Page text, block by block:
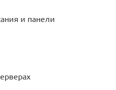
и панели